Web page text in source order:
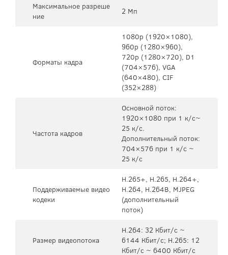
Максимальное разреше
ние
2 Мп
Форматы кадра
1080p (1920×1080),
960p (1280×960),
720p (1280×720), D1
(704×576), VGA
(640×480), CIF
(352×288)
Частота кадров
Основной поток:
1920×1080 при 1 к/с~
25 к/с.
Дополнительный поток:
704×576 при 1 к/с ~
25 к/с
Поддерживаемые видео
кодеки
H.265+, H.265, H.264+,
H.264, H.264B, MJPEG
(дополнительный
поток)
Размер видеопотока
H.264: 32 Кбит/с ~
6144 Кбит/с; H.265: 12
Кбит/с ~ 6400 Кбит/с